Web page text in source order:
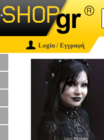
Login / Εγγραφή